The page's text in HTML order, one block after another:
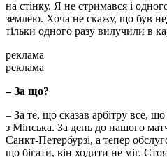
на стінку. Я не стримався і
землею. Хоча не скажу, що був
тільки одного разу вилучили в
реклама
реклама
– За що?
– За те, що сказав арбітру все,
з Мінська. За день до нашого
Санкт-Петербурзі, а тепер
що бігати, він ходити не міг.